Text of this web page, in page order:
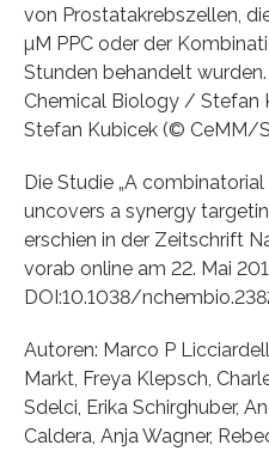
von Prostatakrebszellen,
µM PPC oder der
Stunden behandelt
Chemical Biology / Stefan
Stefan Kubicek (© CeMM/
Die Studie „A
uncovers a synergy
erschien in der Zeitschrift
vorab online am 22. Mai
DOI:10.1038/
Autoren: Marco P
Markt, Freya Klepsch,
Sdelci, Erika Schirghuber,
Caldera, Anja Wagner,